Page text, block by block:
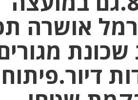
אושרה
של 1,000 יחידות